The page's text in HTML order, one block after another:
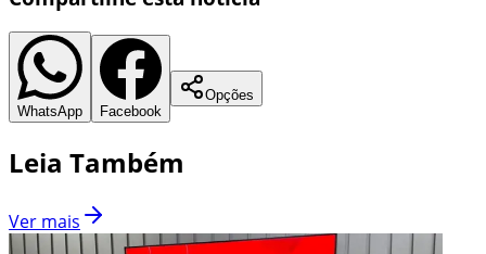
WhatsApp Facebook
Opções
Leia Também
Ver mais